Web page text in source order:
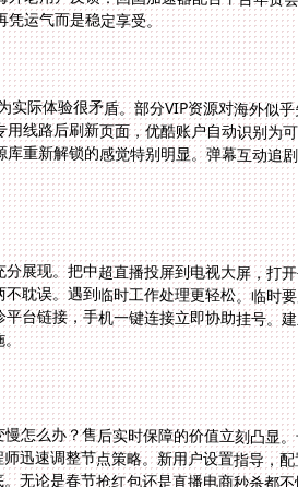
凭运气而是稳定享受。
际体验很矛盾。部分VIP资源对海外似
线路后刷新页面，优酷账户自动识别
重新解锁的感觉特别明显。弹幕互动
展现。把中超直播投屏到电视大屏，打
耽误。遇到临时工作处理更轻松。临
台链接，手机一键连接立即协助挂号。
。
怎么办？售后实时保障的价值立刻凸显
迅速调整节点策略。新用户设置指导，
无论是春节抢红包还是直播电商秒杀都